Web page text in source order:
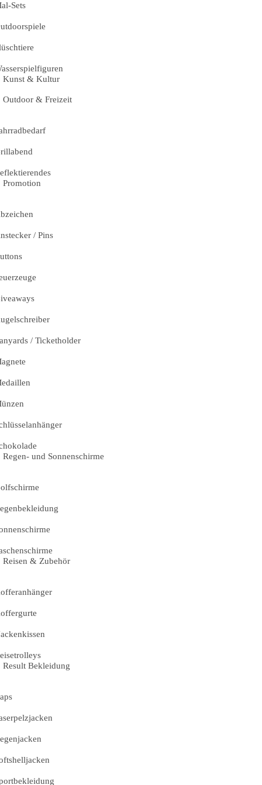
Sets
Kunst & Kultur
Outdoor & Freizeit
Promotion
/ Pins
/ Ticketholder
Regen- und Sonnenschirme
Reisen & Zubehör
Result Bekleidung